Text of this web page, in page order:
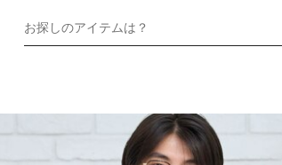
お探しのアイテムは？